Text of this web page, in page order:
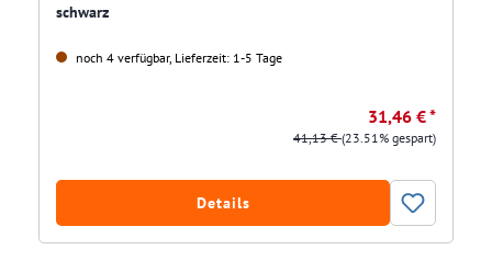
schwarz
noch 4 verfügbar, Lieferzeit: 1-5 Tage
31,46 € *
41,13 €(23.51% gespart)
Details